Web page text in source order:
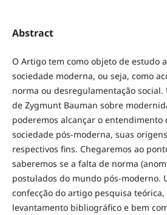
Abstract
O Artigo tem como objeto de estudo
sociedade moderna, ou seja, como
norma ou desregulamentação social.
de Zygmunt Bauman sobre
poderemos alcançar o entendimento
sociedade pós-moderna, suas
respectivos fins. Chegaremos ao
saberemos se a falta de norma
postulados do mundo pós-moderno.
confecção do artigo pesquisa
levantamento bibliográfico e bem